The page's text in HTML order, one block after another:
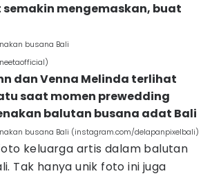
semakin mengemaskan, buat
busana Bali
dan Venna Melinda terlihat
saat momen prewedding
balutan busana adat Bali
busana Bali (instagram.com/delapanpixelbali)
keluarga artis dalam balutan
Tak hanya unik foto ini juga